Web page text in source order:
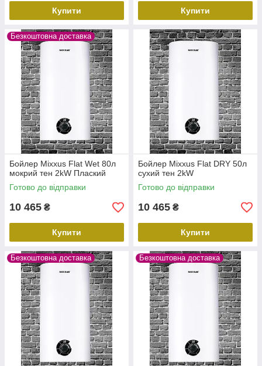
Купити Купити
Безкоштовна доставка
Бойлер Mixxus Flat Wet 80л
мокрий тен 2kW Плаский
Готово до відправки
10 465 ₴
Купити
Бойлер Mixxus Flat DRY 50л
сухий тен 2kW
Готово до відправки
10 465 ₴
Купити
Безкоштовна доставка Безкоштовна доставка